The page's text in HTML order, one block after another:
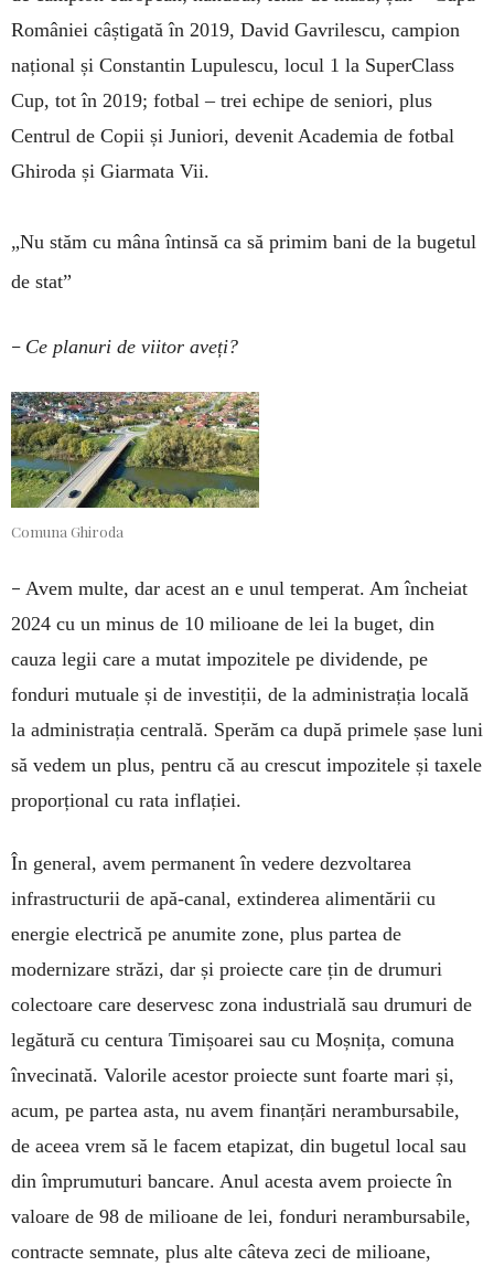
României câștigată în 2019, David Gavrilescu, campion
național și Constantin Lupulescu, locul 1 la SuperClass
Cup, tot în 2019; fotbal – trei echipe de seniori, plus
Centrul de Copii și Juniori, devenit Academia de fotbal
Ghiroda și Giarmata Vii.
„Nu stăm cu mâna întinsă ca să primim bani de la bugetul
de stat”
– Ce planuri de viitor aveți?
Comuna Ghiroda
– Avem multe, dar acest an e unul temperat. Am încheiat
2024 cu un minus de 10 milioane de lei la buget, din
cauza legii care a mutat impozitele pe dividende, pe
fonduri mutuale și de investiții, de la administrația locală
la administrația centrală. Sperăm ca după primele șase luni
să vedem un plus, pentru că au crescut impozitele și taxele
proporțional cu rata inflației.
În general, avem permanent în vedere dezvoltarea
infrastructurii de apă-canal, extinderea alimentării cu
energie electrică pe anumite zone, plus partea de
modernizare străzi, dar și proiecte care țin de drumuri
colectoare care deservesc zona industrială sau drumuri de
legătură cu centura Timișoarei sau cu Moșnița, comuna
învecinată. Valorile acestor proiecte sunt foarte mari și,
acum, pe partea asta, nu avem finanțări nerambursabile,
de aceea vrem să le facem etapizat, din bugetul local sau
din împrumuturi bancare. Anul acesta avem proiecte în
valoare de 98 de milioane de lei, fonduri nerambursabile,
contracte semnate, plus alte câteva zeci de milioane,